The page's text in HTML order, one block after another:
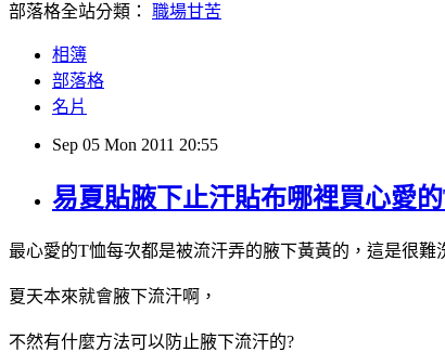
部落格全站分類： 職場甘苦
相簿
部落格
名片
Sep 05 Mon 2011 20:55
易夏貼腋下止汗貼布哪裡買心愛
最心愛的T恤每次都是被流汗弄的腋下黃黃的，這是很難
夏天本來就會腋下流汗啊，
不然有什麼方法可以防止腋下流汗的?